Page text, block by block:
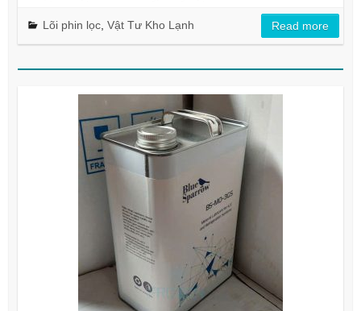
Lõi phin lọc, Vật Tư Kho Lạnh Read more